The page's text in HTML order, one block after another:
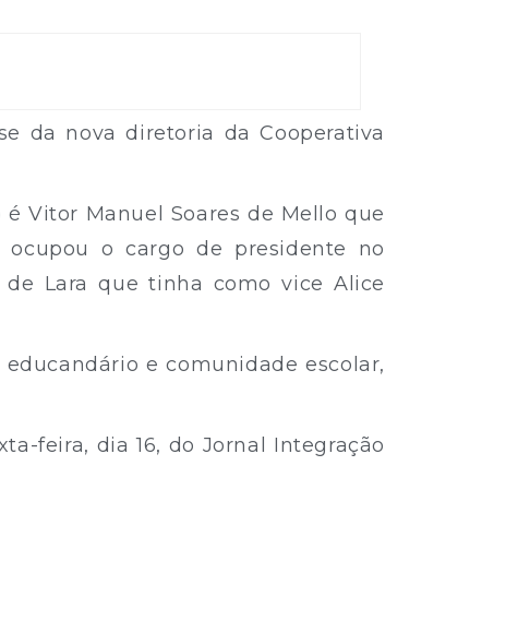
da nova diretoria da Cooperativa
Vitor Manuel Soares de Mello que
o cargo de presidente no
Lara que tinha como vice Alice
e comunidade escolar,
feira, dia 16, do Jornal Integração